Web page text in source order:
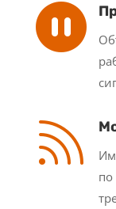


по